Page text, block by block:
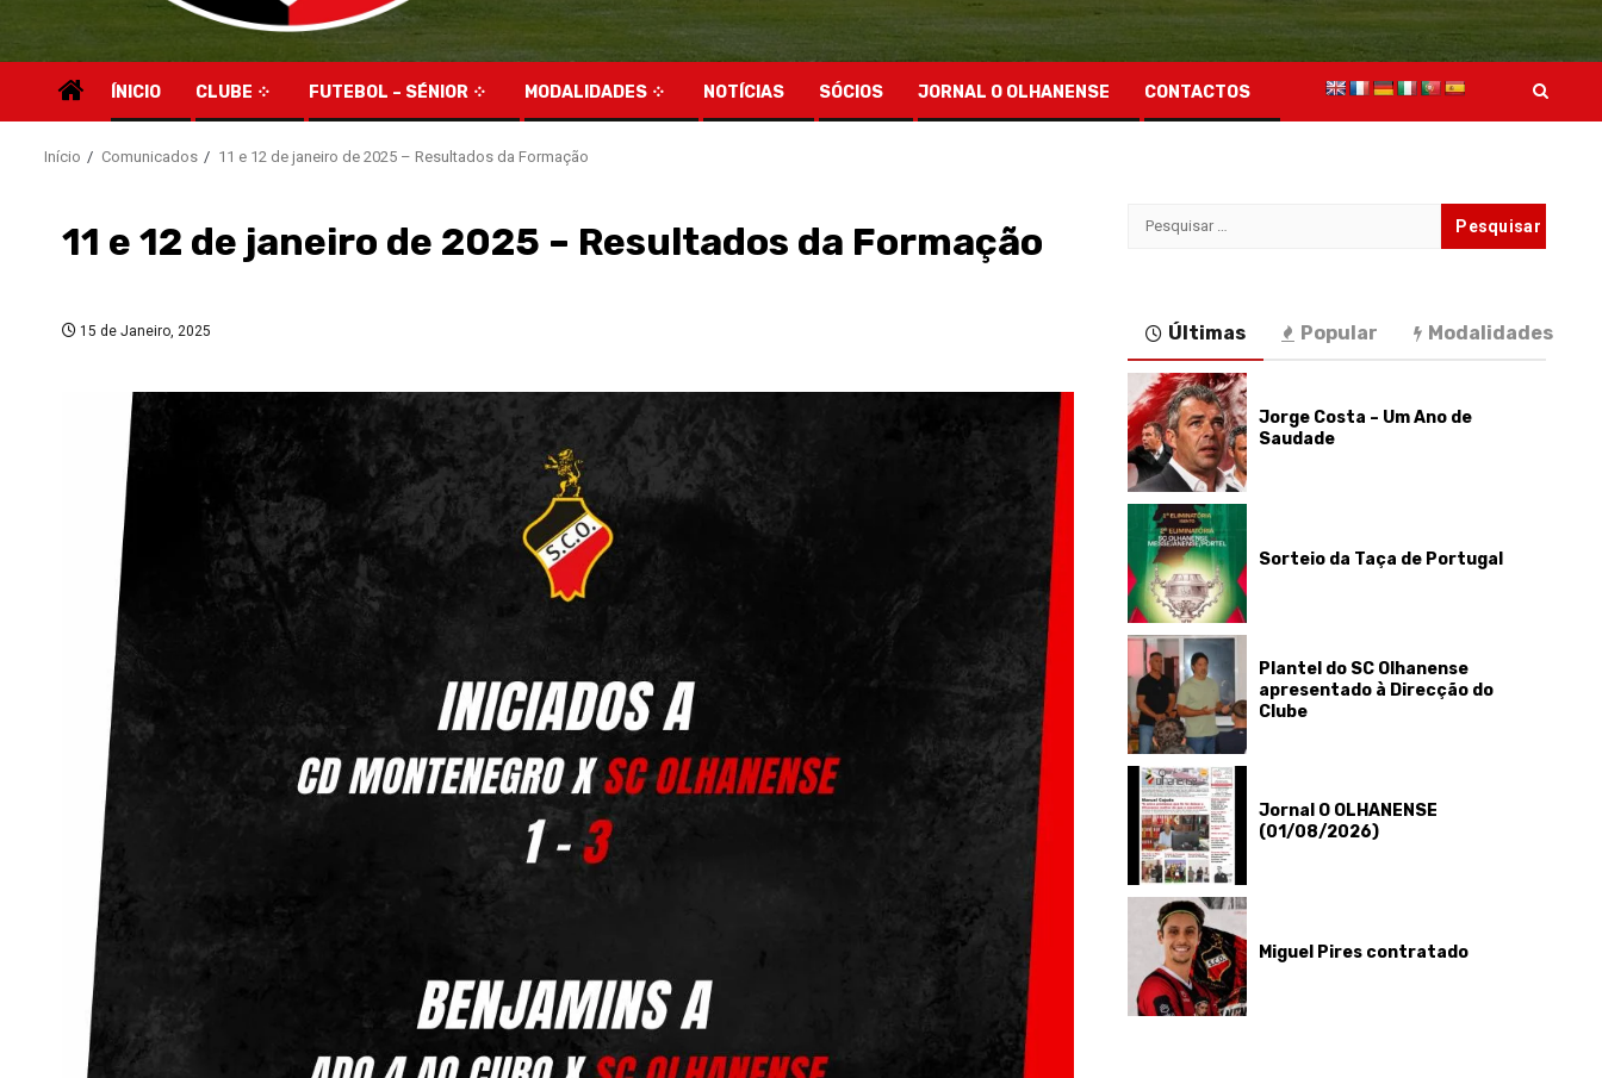
ÍNICIO CLUBE FUTEBOL – SÉNIOR MODALIDADES NOTÍCIAS SÓCIOS JORNAL O OLHANENSE CONTACTOS
Início Comunicados 11 e 12 de janeiro de 2025 – Resultados da Formação
11 e 12 de janeiro de 2025 – Resultados da Formação
15 de Janeiro, 2025
Pesquisar
Últimas Popular Modalidades
Jorge Costa – Um Ano de
Saudade
Sorteio da Taça de Portugal
Plantel do SC Olhanense
apresentado à Direcção do
Clube
Jornal O OLHANENSE
(01/08/2026)
Miguel Pires contratado